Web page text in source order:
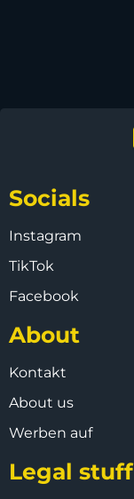
Socials
Instagram
TikTok
Facebook
About
Kontakt
About us
Werben auf
Legal stuff